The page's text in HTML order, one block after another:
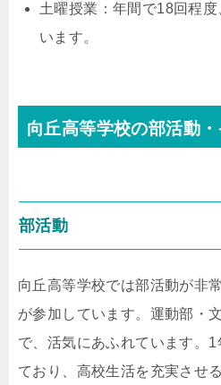
土曜授業：年間で18回程
います。
向丘高等学校の部活動・
部活動
向丘高等学校では部活動が非
が参加しています。運動部・
で、活気にあふれています。
ており、高校生活を充実させ